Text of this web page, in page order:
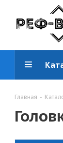
Главная -